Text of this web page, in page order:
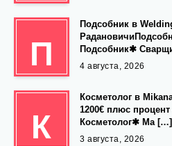
П
Подсобник в
Подсобник✱
4 августа, 2026
К
Косметолог в
1200€ плюс
Косметолог✱ Ма […]
3 августа, 2026